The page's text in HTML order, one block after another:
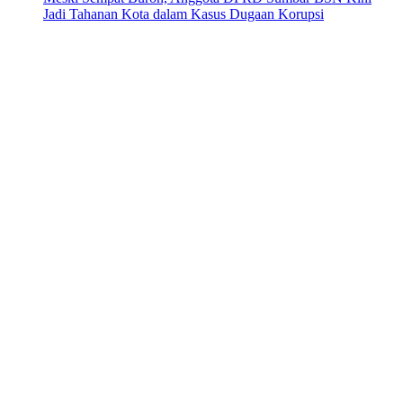
Jadi Tahanan Kota dalam Kasus Dugaan Korupsi